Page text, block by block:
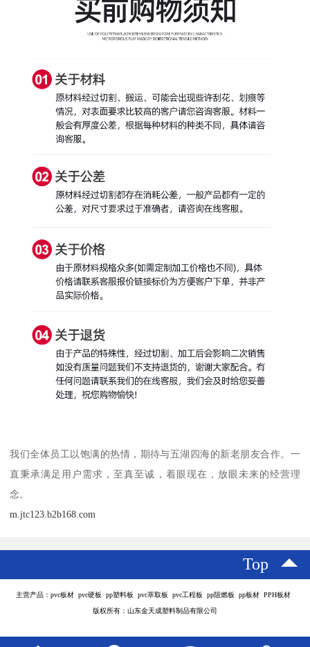
我们全体员工以饱满的热情，期待与五湖四海的新老朋友合作。一
直秉承满足用户需求，至真至诚，着眼现在，放眼未来的经营理
念。
m.jtc123.b2b168.com
Top
主营产品：pvc板材 pvc硬板 pp塑料板 pvc萃取板 pvc工程板 pp阻燃板 pp板材 PPH板材
版权所有：山东金天成塑料制品有限公司